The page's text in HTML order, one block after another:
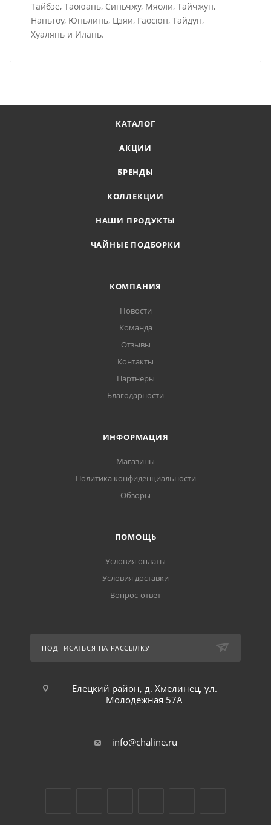
Тайбэе, Таоюань, Синьчжу, Мяоли, Тайчжун,
Наньтоу, Юньлинь, Цзяи, Гаосюн, Тайдун,
Хуалянь и Илань.
КАТАЛОГ
АКЦИИ
БРЕНДЫ
КОЛЛЕКЦИИ
НАШИ ПРОДУКТЫ
ЧАЙНЫЕ ПОДБОРКИ
КОМПАНИЯ
Новости
Команда
Отзывы
Контакты
Партнеры
Благодарности
ИНФОРМАЦИЯ
Магазины
Политика конфиденциальности
Обзоры
ПОМОЩЬ
Условия оплаты
Условия доставки
Вопрос-ответ
ПОДПИСАТЬСЯ НА РАССЫЛКУ
Елецкий район, д. Хмелинец, ул.
Молодежная 57А
info@chaline.ru